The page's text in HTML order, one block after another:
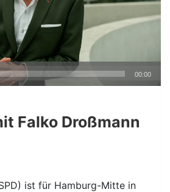
00:00
Falko Droßmann
ist für Hamburg-Mitte in